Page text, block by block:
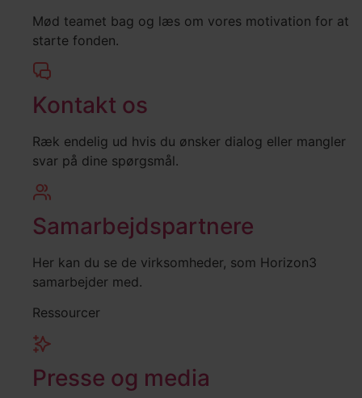
Mød teamet bag og læs om vores motivation for at
starte fonden.
Kontakt os
Ræk endelig ud hvis du ønsker dialog eller mangler
svar på dine spørgsmål.
Samarbejdspartnere
Her kan du se de virksomheder, som Horizon3
samarbejder med.
Ressourcer
Presse og media